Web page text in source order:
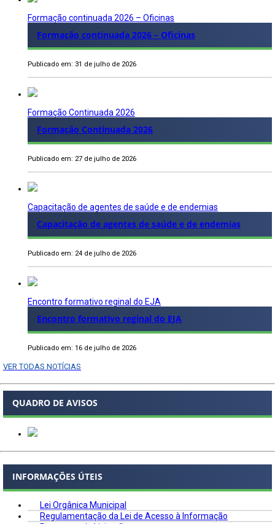
Formação continuada 2026 – Oficinas
Formação continuada 2026 – Oficinas
Publicado em: 31 de julho de 2026
Formação Continuada 2026
Formação Continuada 2026
Publicado em: 27 de julho de 2026
Capacitação de agentes de saúde e de endemias
Capacitação de agentes de saúde e de endemias
Publicado em: 24 de julho de 2026
Encontro formativo reginal do EJA
Encontro formativo reginal do EJA
Publicado em: 16 de julho de 2026
VER TODAS NOTÍCIAS
QUADRO DE AVISOS
INFORMAÇÕES ÚTEIS
Lei Orgânica Municipal
Regulamentação da Lei de Acesso à Informação